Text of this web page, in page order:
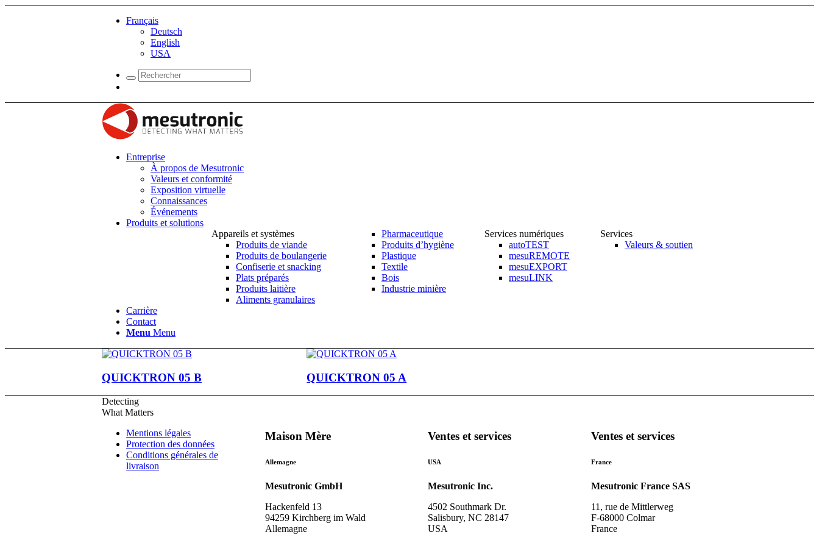
Français
Deutsch
English
USA
Entreprise
À propos de Mesutronic
Valeurs et conformité
Exposition virtuelle
Connaissances
Événements
Produits et solutions
Appareils et systèmes
Produits de viande
Produits de boulangerie
Confiserie et snacking
Plats préparés
Produits laitière
Aliments granulaires
Pharmaceutique
Produits d’hygiène
Plastique
Textile
Bois
Industrie minière
Services numériques
autoTEST
mesuREMOTE
mesuEXPORT
mesuLINK
Services
Valeurs & soutien
Carrière
Contact
Menu Menu
QUICKTRON 05 B QUICKTRON 05 A
Detecting
What Matters
Mentions légales
Protection des données
Conditions générales de
livraison
Maison Mère
Allemagne
Mesutronic GmbH
Hackenfeld 13
94259 Kirchberg im Wald
Allemagne
Ventes et services
USA
Mesutronic Inc.
4502 Southmark Dr.
Salisbury, NC 28147
USA
Ventes et services
France
Mesutronic France SAS
11, rue de Mittlerweg
F-68000 Colmar
France